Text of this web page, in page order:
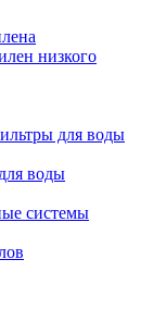
низкого
для воды
воды
системы